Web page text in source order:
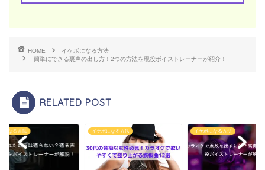
HOME
イケボになる方法
簡単にできる裏声の出し方！2つの方法を現役ボイストレーナーが紹介！
RELATED POST
になる方法 イケボになる方法 イケボになる方法